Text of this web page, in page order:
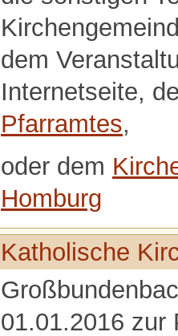
dem
Internetseite,
Pfarramtes,
oder dem
Homburg
Katholische
01.01.2016 zur